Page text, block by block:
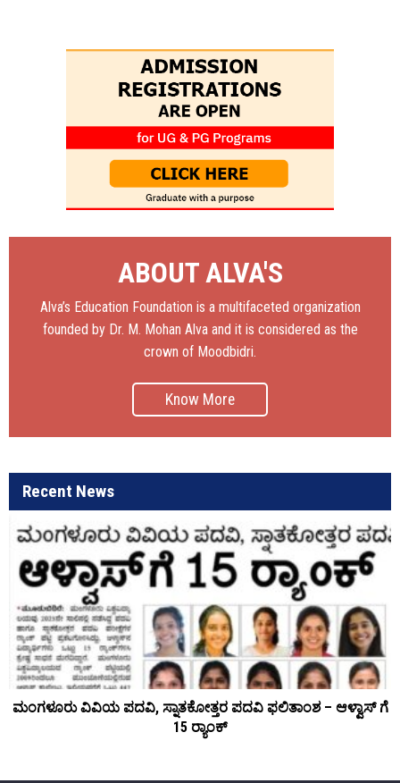
ABOUT ALVA'S
Alva’s Education Foundation is a multifaceted organization
founded by Dr. M. Mohan Alva and it is considered as the
crown of Moodbidri.
Know More
Recent News
ಮಂಗಳೂರು ವಿವಿಯ ಪದವಿ, ಸ್ನಾತಕೋತ್ತರ ಪದವಿ ಫಲಿತಾಂಶ – ಆಳ್ವಾಸ್ ಗೆ
15 ರ್‍ಯಾಂಕ್‌